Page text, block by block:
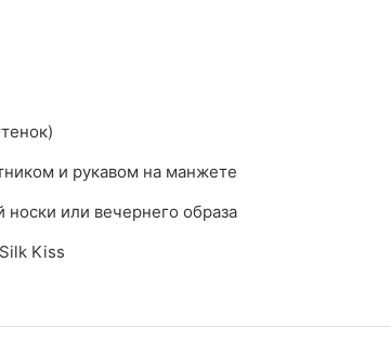
и рукавом на манжете
или вечернего образа
Kiss